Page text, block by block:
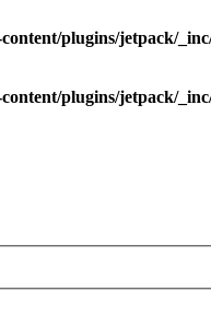
plugins/jetpack/
plugins/jetpack/